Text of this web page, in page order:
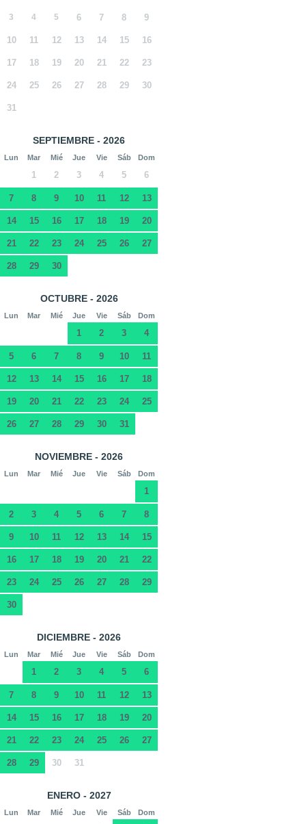
3 4 5 6 7 8 9
10 11 12 13 14 15 16
17 18 19 20 21 22 23
24 25 26 27 28 29 30
31
SEPTIEMBRE - 2026
Lun Mar Mié Jue Vie Sáb Dom
1 2 3 4 5 6
7 8 9 10 11 12 13
14 15 16 17 18 19 20
21 22 23 24 25 26 27
28 29 30
OCTUBRE - 2026
Lun Mar Mié Jue Vie Sáb Dom
1 2 3 4
5 6 7 8 9 10 11
12 13 14 15 16 17 18
19 20 21 22 23 24 25
26 27 28 29 30 31
NOVIEMBRE - 2026
Lun Mar Mié Jue Vie Sáb Dom
1
2 3 4 5 6 7 8
9 10 11 12 13 14 15
16 17 18 19 20 21 22
23 24 25 26 27 28 29
30
DICIEMBRE - 2026
Lun Mar Mié Jue Vie Sáb Dom
1 2 3 4 5 6
7 8 9 10 11 12 13
14 15 16 17 18 19 20
21 22 23 24 25 26 27
28 29 30 31
ENERO - 2027
Lun Mar Mié Jue Vie Sáb Dom